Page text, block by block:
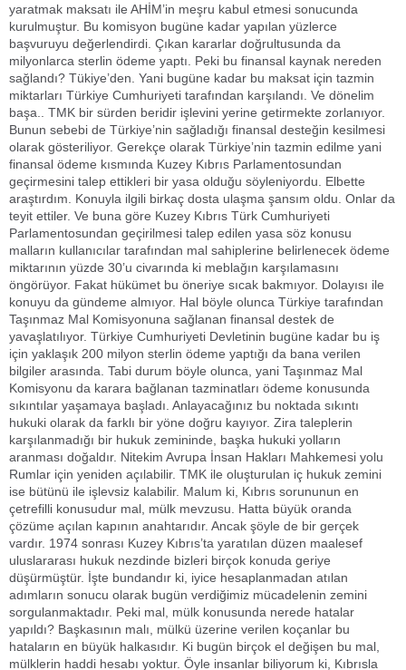
yaratmak maksatı ile AHİM’in meşru kabul etmesi sonucunda
kurulmuştur. Bu komisyon bugüne kadar yapılan yüzlerce
başvuruyu değerlendirdi. Çıkan kararlar doğrultusunda da
milyonlarca sterlin ödeme yaptı. Peki bu finansal kaynak nereden
sağlandı? Tükiye’den. Yani bugüne kadar bu maksat için tazmin
miktarları Türkiye Cumhuriyeti tarafından karşılandı. Ve dönelim
başa.. TMK bir sürden beridir işlevini yerine getirmekte zorlanıyor.
Bunun sebebi de Türkiye’nin sağladığı finansal desteğin kesilmesi
olarak gösteriliyor. Gerekçe olarak Türkiye’nin tazmin edilme yani
finansal ödeme kısmında Kuzey Kıbrıs Parlamentosundan
geçirmesini talep ettikleri bir yasa olduğu söyleniyordu. Elbette
araştırdım. Konuyla ilgili birkaç dosta ulaşma şansım oldu. Onlar da
teyit ettiler. Ve buna göre Kuzey Kıbrıs Türk Cumhuriyeti
Parlamentosundan geçirilmesi talep edilen yasa söz konusu
malların kullanıcılar tarafından mal sahiplerine belirlenecek ödeme
miktarının yüzde 30’u civarında ki meblağın karşılamasını
öngörüyor. Fakat hükümet bu öneriye sıcak bakmıyor. Dolayısı ile
konuyu da gündeme almıyor. Hal böyle olunca Türkiye tarafından
Taşınmaz Mal Komisyonuna sağlanan finansal destek de
yavaşlatılıyor. Türkiye Cumhuriyeti Devletinin bugüne kadar bu iş
için yaklaşık 200 milyon sterlin ödeme yaptığı da bana verilen
bilgiler arasında. Tabi durum böyle olunca, yani Taşınmaz Mal
Komisyonu da karara bağlanan tazminatları ödeme konusunda
sıkıntılar yaşamaya başladı. Anlayacağınız bu noktada sıkıntı
hukuki olarak da farklı bir yöne doğru kayıyor. Zira taleplerin
karşılanmadığı bir hukuk zemininde, başka hukuki yolların
aranması doğaldır. Nitekim Avrupa İnsan Hakları Mahkemesi yolu
Rumlar için yeniden açılabilir. TMK ile oluşturulan iç hukuk zemini
ise bütünü ile işlevsiz kalabilir. Malum ki, Kıbrıs sorununun en
çetrefilli konusudur mal, mülk mevzusu. Hatta büyük oranda
çözüme açılan kapının anahtarıdır. Ancak şöyle de bir gerçek
vardır. 1974 sonrası Kuzey Kıbrıs’ta yaratılan düzen maalesef
uluslararası hukuk nezdinde bizleri birçok konuda geriye
düşürmüştür. İşte bundandır ki, iyice hesaplanmadan atılan
adımların sonucu olarak bugün verdiğimiz mücadelenin zemini
sorgulanmaktadır. Peki mal, mülk konusunda nerede hatalar
yapıldı? Başkasının malı, mülkü üzerine verilen koçanlar bu
hataların en büyük halkasıdır. Ki bugün birçok el değişen bu mal,
mülklerin haddi hesabı yoktur. Öyle insanlar biliyorum ki, Kıbrısla